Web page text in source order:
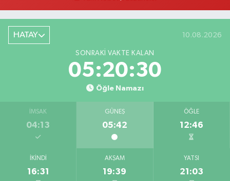
Ekinoba Mahallesi Hürriyet Caddesi No:64 3B Ekinoba File Market Yanı
0 (212) 823 05 30
Ezgi Eczanesi
Petroliş Mahallesi Üsküdar Caddesi 53 C VENİ VİDİ GÖZ HASTANESİ
0 (216) 755 85 88 Yol Tarifi Al
Bayraktar Eczanesi
Kemalpaşa Mahallesi Atatürk Bulvarı No:32 B
Yol Tarifi Al
HATAY 10.08.2026
SONRAKI VAKTE KALAN
05:20:29
Öğle Namazı
İMSAK
04:13
GÜNEŞ
05:42
ÖĞLE
12:46
İKINDI
16:31
AKŞAM
19:39
YATSI
21:03